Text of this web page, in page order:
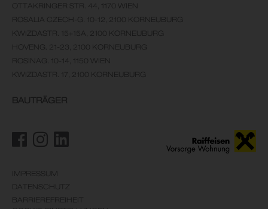
OTTAKRINGER STR. 44, 1170 WIEN
ROSALIA CZECH-G. 10-12, 2100 KORNEUBURG
KWIZDASTR. 15+15A, 2100 KORNEUBURG
HOVENG. 21-23, 2100 KORNEUBURG
ROSINAG. 10-14, 1150 WIEN
KWIZDASTR. 17, 2100 KORNEUBURG
BAUTRÄGER
IMPRESSUM
DATENSCHUTZ
BARRIEREFREIHEIT